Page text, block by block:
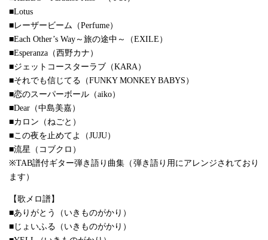
■Lotus
■レーザービーム（Perfume）
■Each Other’s Way～旅の途中～（EXILE）
■Esperanza（西野カナ）
■ジェットコースターラブ（KARA）
■それでも信じてる（FUNKY MONKEY BABYS）
■恋のスーパーボール（aiko）
■Dear（中島美嘉）
■カロン（ねごと）
■この夜を止めてよ（JUJU）
■流星（コブクロ）
※TAB譜付ギター弾き語り曲集（弾き語り用にアレンジされており
ます）
【歌メロ譜】
■ありがとう（いきものがかり）
■じょいふる（いきものがかり）